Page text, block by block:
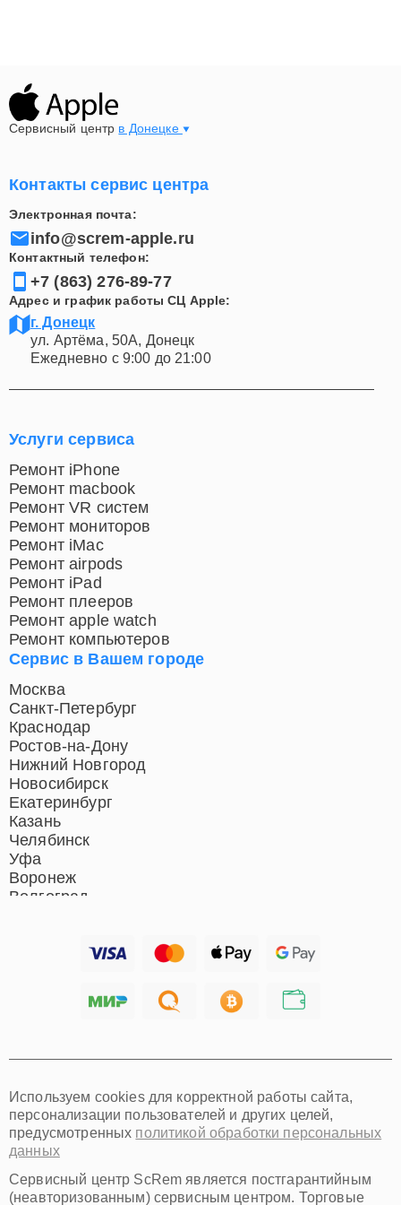
Сервисный центр в Донецке
Контакты сервис центра
Электронная почта:
info@screm-apple.ru
Контактный телефон:
+7 (863) 276-89-77
Адрес и график работы СЦ Apple:
г. Донецк
ул. Артёма, 50А, Донецк
Ежедневно с 9:00 до 21:00
Сервис в Вашем городе
Москва
Санкт-Петербург
Краснодар
Ростов-на-Дону
Нижний Новгород
Новосибирск
Екатеринбург
Казань
Челябинск
Уфа
Воронеж
Волгоград
Хабаровск
Омск
Красноярск
Пермь
Ульяновск
Киров
Архангельск
Услуги сервиса
Ремонт iPhone
Ремонт macbook
Ремонт VR систем
Ремонт мониторов
Ремонт iMac
Ремонт airpods
Ремонт iPad
Ремонт плееров
Ремонт apple watch
Ремонт компьютеров
Используем cookies для корректной работы сайта,
персонализации пользователей и других целей,
предусмотренных политикой обработки персональных
данных
Сервисный центр ScRem является постгарантийным
(неавторизованным) сервисным центром. Торговые